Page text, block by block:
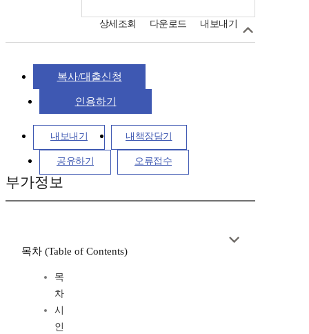
상세조회 다운로드 내보내기
복사/대출신청
인용하기
내보내기 내책장담기
공유하기 오류접수
부가정보
목차 (Table of Contents)
목
차
시
인